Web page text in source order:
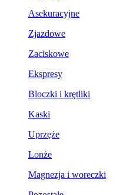
Asekuracyjne
Zjazdowe
Zaciskowe
Ekspresy
Bloczki i krętliki
Kaski
Uprzęże
Lonże
Magnezja i woreczki